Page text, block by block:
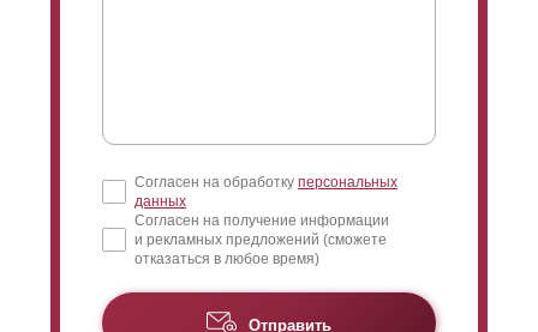
Согласен на обработку персональных
данных
Согласен на получение информации
и рекламных предложений (сможете
отказаться в любое время)
Отправить